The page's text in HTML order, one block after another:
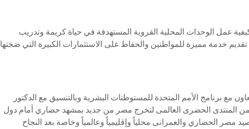
عمل الوحدات المحلية القروية المستهدفة في حياة كريمة وتدريب
خدمة مميزة للمواطنين والحفاظ على الاستثمارات الكبيرة التي ضختها
مع برنامج الأمم المتحدة للمستوطنات البشرية وبالتنسيق مع الدكتور
من المنتدى الحضرى العالمى لتخرج مصر من جديد بمشهد حضاري أمام دول
مصر الحضاري والعمرانى محلياً وإقليمياً وعالمياً وخاصة بعد النجاح